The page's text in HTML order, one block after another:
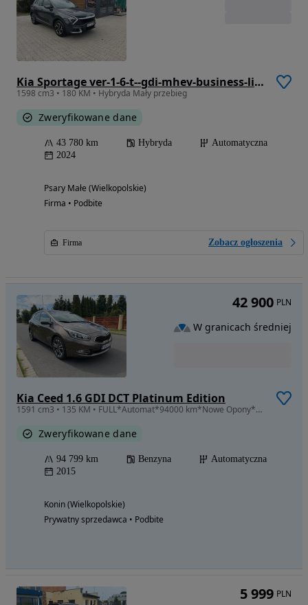
Kia Sportage ver-1-6-t--gdi-mhev-business-line-4wd-dct
1598 cm3 • 180 KM • Hybryda Mały przebieg
Zweryfikowane dane
43 780 km Hybryda
Automatyczna
2024
Psary Małe (Wielkopolskie)
Firma • Podbite
Firma Zobacz ogłoszenia
Kia Ceed 1.6 GDI DCT Platinum Edition
1591 cm3 • 135 KM • FULL*Automat*94000 km*Nowe Opony*PełenSERWIS*Kamera*AsystentParkowania
Zweryfikowane dane
94 799 km Benzyna
Automatyczna
2015
Konin (Wielkopolskie)
Prywatny sprzedawca • Podbite
42 900 PLN
W granicach średniej
5 999 PLN